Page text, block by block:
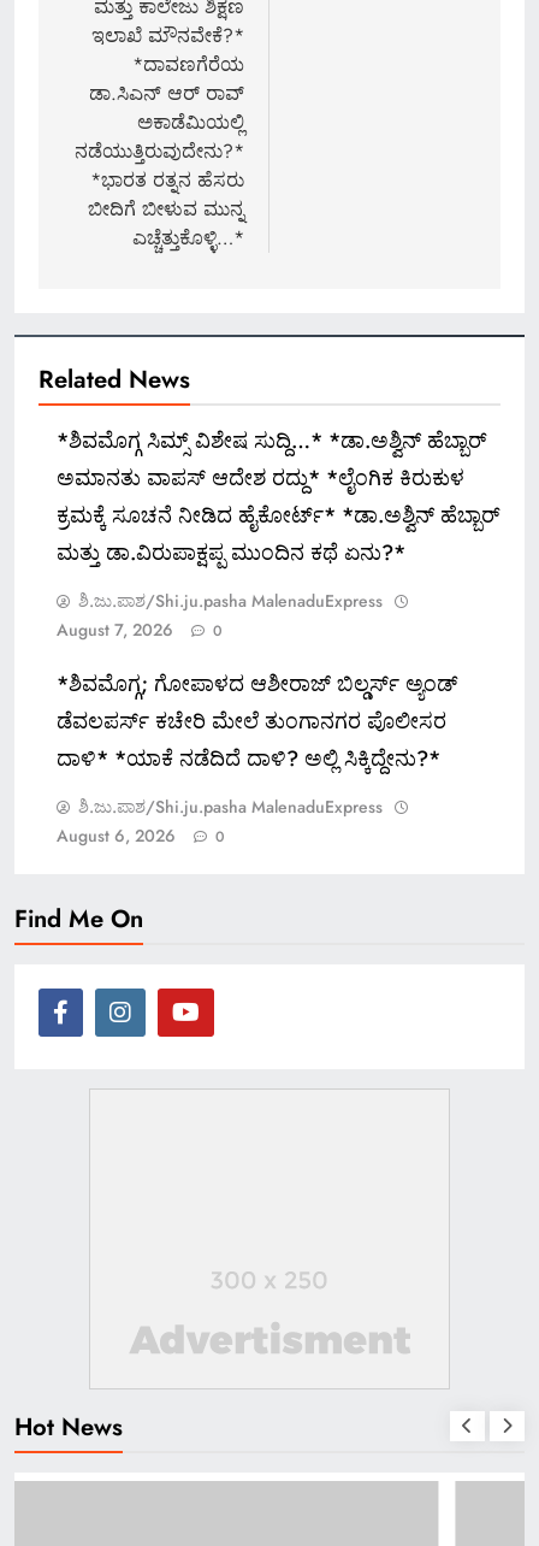
ಮತ್ತು ಕಾಲೇಜು ಶಿಕ್ಷಣ
ಇಲಾಖೆ ಮೌನವೇಕೆ?*
*ದಾವಣಗೆರೆಯ
ಡಾ.ಸಿಎನ್ ಆರ್ ರಾವ್
ಅಕಾಡೆಮಿಯಲ್ಲಿ
ನಡೆಯುತ್ತಿರುವುದೇನು?*
*ಭಾರತ ರತ್ನನ ಹೆಸರು
ಬೀದಿಗೆ ಬೀಳುವ ಮುನ್ನ
ಎಚ್ಚೆತ್ತುಕೊಳ್ಳಿ…*
Related News
*ಶಿವಮೊಗ್ಗ ಸಿಮ್ಸ್ ವಿಶೇಷ ಸುದ್ದಿ…* *ಡಾ.ಅಶ್ವಿನ್ ಹೆಬ್ಬಾರ್
ಅಮಾನತು ವಾಪಸ್ ಆದೇಶ ರದ್ದು* *ಲೈಂಗಿಕ ಕಿರುಕುಳ
ಕ್ರಮಕ್ಕೆ ಸೂಚನೆ ನೀಡಿದ ಹೈಕೋರ್ಟ್* *ಡಾ.ಅಶ್ವಿನ್ ಹೆಬ್ಬಾರ್
ಮತ್ತು ಡಾ.ವಿರುಪಾಕ್ಷಪ್ಪ ಮುಂದಿನ ಕಥೆ ಏನು?*
ಶಿ.ಜು.ಪಾಶ/Shi.ju.pasha MalenaduExpress
August 7, 2026
0
*ಶಿವಮೊಗ್ಗ; ಗೋಪಾಳದ ಆಶೀರಾಜ್ ಬಿಲ್ಡರ್ಸ್ ಅ್ಯಂಡ್
ಡೆವಲಪರ್ಸ್ ಕಚೇರಿ ಮೇಲೆ ತುಂಗಾನಗರ ಪೊಲೀಸರ
ದಾಳಿ* *ಯಾಕೆ ನಡೆದಿದೆ ದಾಳಿ? ಅಲ್ಲಿ ಸಿಕ್ಕಿದ್ದೇನು?*
ಶಿ.ಜು.ಪಾಶ/Shi.ju.pasha MalenaduExpress
August 6, 2026
0
Find Me On
Hot News